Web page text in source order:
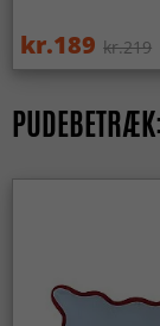
kr.189 kr.219